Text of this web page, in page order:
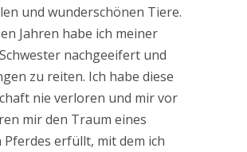
und wunderschönen Tiere.
Jahren habe ich meiner
nachgeeifert und
zu reiten. Ich habe diese
nie verloren und mir vor
mir den Traum eines
Pferdes erfüllt, mit dem ich